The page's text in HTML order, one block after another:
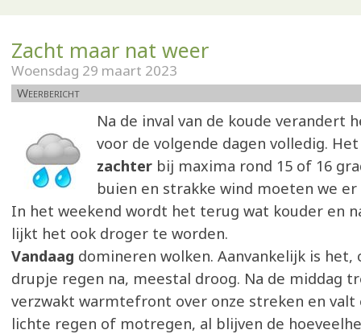
Zacht maar nat weer
Woensdag 29 maart 2023
Weerbericht
Na de inval van de koude verandert
voor de volgende dagen volledig.
zachter bij maxima rond 15 of 16
buien en strakke wind moeten we
In het weekend wordt het terug wat kouder en
lijkt het ook droger te worden.
Vandaag domineren wolken. Aanvankelijk is het,
drupje regen na, meestal droog. Na de middag
verzwakt warmtefront over onze streken en
lichte regen of motregen, al blijven de